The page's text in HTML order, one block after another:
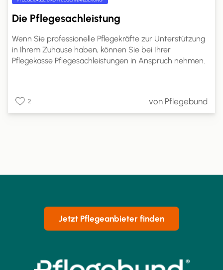
Die Pflegesachleistung
Wenn Sie professionelle Pflegekräfte zur Unterstützung
in Ihrem Zuhause haben, können Sie bei Ihrer
Pflegekasse Pflegesachleistungen in Anspruch nehmen.
können, wie hoch Ihr Anspruch ist und wie Sie die
Pflegesachleistungen beantragen können.
2 von Pflegebund
Jetzt Pflegeanbieter finden